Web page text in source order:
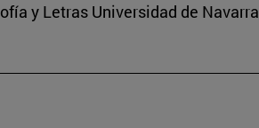
y Letras Universidad de Navarra